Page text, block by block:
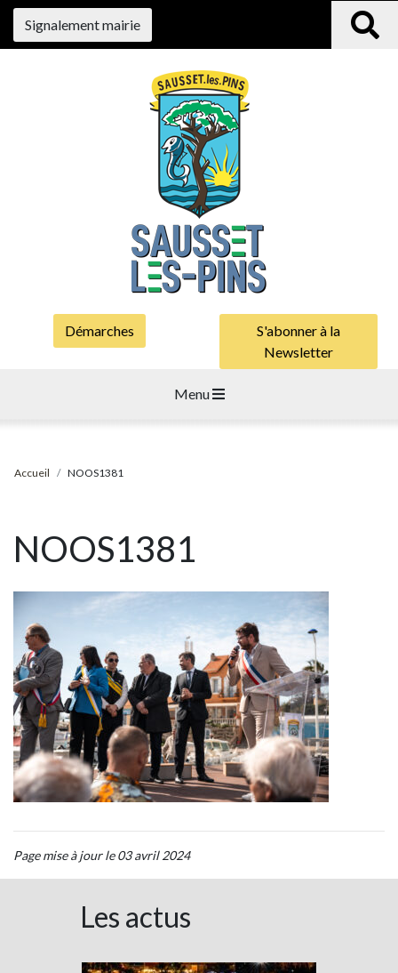
Signalement mairie
Démarches
S'abonner à la
Newsletter
Menu
Accueil NOOS1381
NOOS1381
Page mise à jour le 03 avril 2024
Les actus